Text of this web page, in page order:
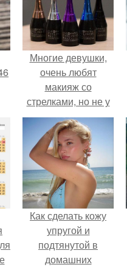
Многие девушки,
очень любят
макияж со
стрелками, но не у
всех получается их
нарисовать.
Как сделать кожу
упругой и
подтянутой в
домашних